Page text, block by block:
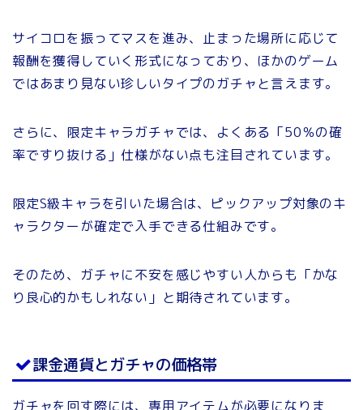
サイコロを振ってマスを進み、止まった場所に応じて
報酬を獲得していく形式になっており、ほかのゲーム
ではあまり見ない珍しいタイプのガチャと言えます。
さらに、限定キャラガチャでは、よくある「50％の確
率ですり抜ける」仕様がない点も注目されています。
限定S級キャラを引いた場合は、ピックアップ対象のキ
ャラクターが確定で入手できる仕組みです。
そのため、ガチャに不安を感じやすい人からも「かな
り良心的かもしれない」と期待されています。
課金通貨とガチャの価格帯
ガチャを回す際には、専用アイテムが必要になりま